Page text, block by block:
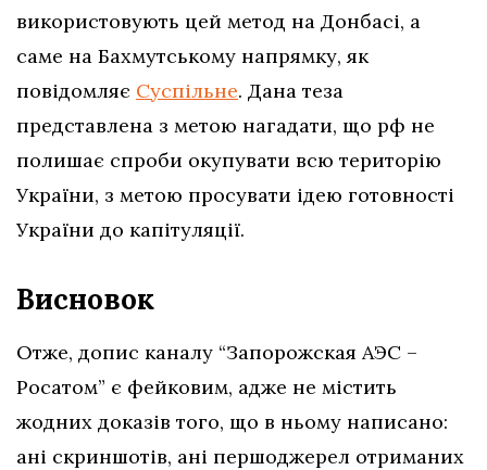
використовують цей метод на Донбасі, а
саме на Бахмутському напрямку, як
повідомляє Суспільне. Дана теза
представлена з метою нагадати, що рф не
полишає спроби окупувати всю територію
України, з метою просувати ідею готовності
України до капітуляції.
Висновок
Отже, допис каналу “Запорожская АЭС –
Росатом” є фейковим, адже не містить
жодних доказів того, що в ньому написано:
ані скриншотів, ані першоджерел отриманих